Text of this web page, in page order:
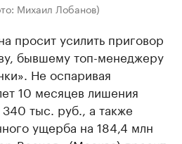
Михаил Лобанов)
просит усилить приговор
бывшему топ-менеджеру
Не оспаривая
10 месяцев лишения
тыс. руб., а также
ущерба на 184,4 млн